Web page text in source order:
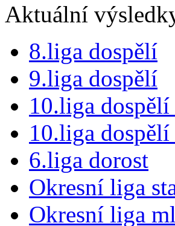
Aktuální
8.liga dospělí
9.liga dospělí
10.liga
10.liga
6.liga dorost
Okresní liga
Okresní liga